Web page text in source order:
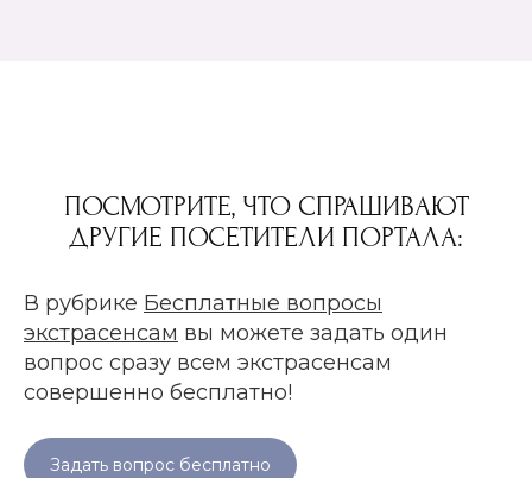
ПОСМОТРИТЕ, ЧТО СПРАШИВАЮТ
ДРУГИЕ ПОСЕТИТЕЛИ ПОРТАЛА:
В рубрике Бесплатные вопросы
экстрасенсам вы можете задать один
вопрос сразу всем экстрасенсам
совершенно бесплатно!
Задать вопрос бесплатно